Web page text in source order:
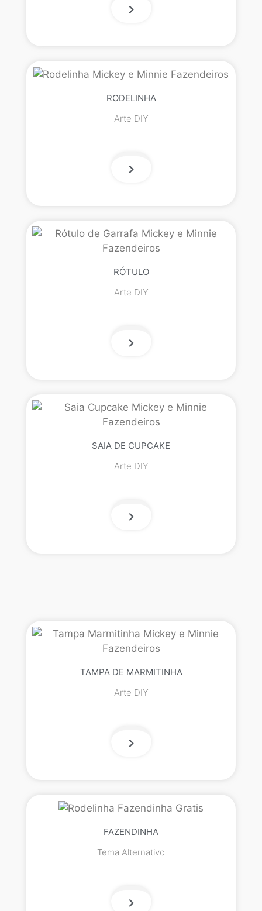
RODELINHA
Arte DIY
RÓTULO
Arte DIY
SAIA DE CUPCAKE
Arte DIY
TAMPA DE MARMITINHA
Arte DIY
FAZENDINHA
Tema Alternativo